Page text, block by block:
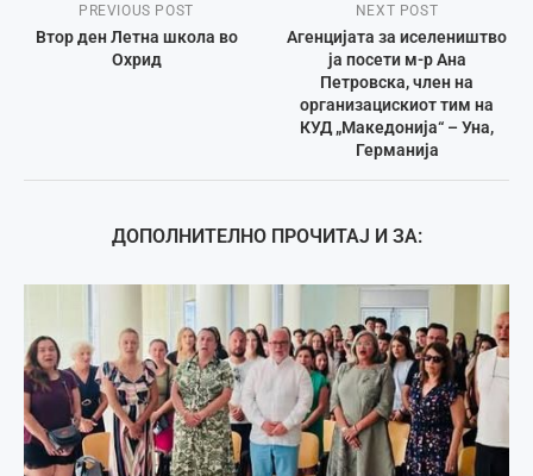
PREVIOUS POST
Втор ден Летна школа во
Охрид
NEXT POST
Агенцијата за иселеништво
ја посети м-р Ана
Петровска, член на
организацискиот тим на
КУД „Македонија“ – Уна,
Германија
ДОПОЛНИТЕЛНО ПРОЧИТАЈ И ЗА: